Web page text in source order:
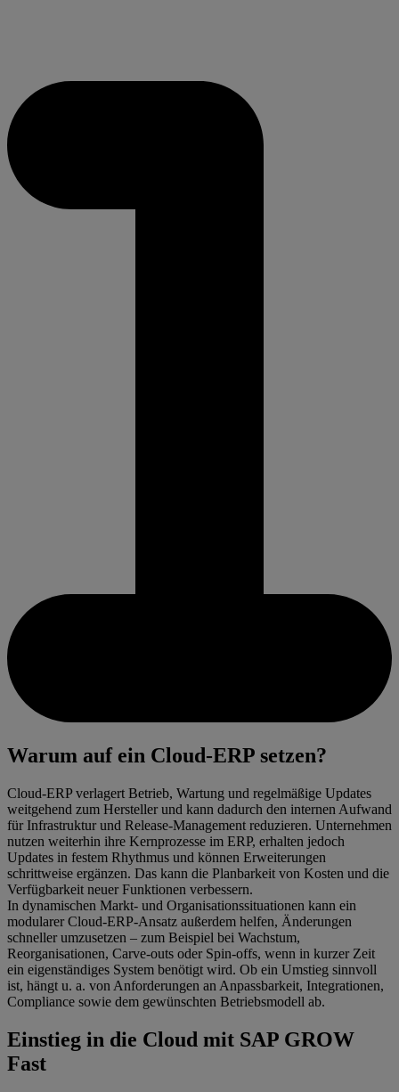
Warum auf ein Cloud-ERP setzen?
Cloud‑ERP verlagert Betrieb, Wartung und regelmäßige Updates
weitgehend zum Hersteller und kann dadurch den internen Aufwand
für Infrastruktur und Release‑Management reduzieren. Unternehmen
nutzen weiterhin ihre Kernprozesse im ERP, erhalten jedoch
Updates in festem Rhythmus und können Erweiterungen
schrittweise ergänzen. Das kann die Planbarkeit von Kosten und die
Verfügbarkeit neuer Funktionen verbessern.
In dynamischen Markt- und Organisationssituationen kann ein
modularer Cloud‑ERP‑Ansatz außerdem helfen, Änderungen
schneller umzusetzen – zum Beispiel bei Wachstum,
Reorganisationen, Carve‑outs oder Spin‑offs, wenn in kurzer Zeit
ein eigenständiges System benötigt wird. Ob ein Umstieg sinnvoll
ist, hängt u. a. von Anforderungen an Anpassbarkeit, Integrationen,
Compliance sowie dem gewünschten Betriebsmodell ab.
Einstieg in die Cloud mit SAP GROW
Fast